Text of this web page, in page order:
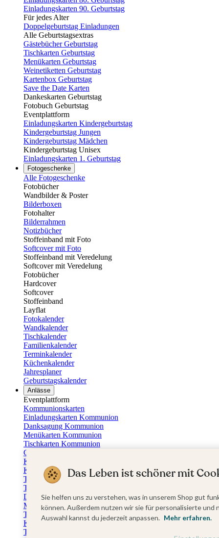
Einladungskarten 90. Geburtstag
Für jedes Alter
Doppelgeburtstag Einladungen
Alle Geburtstagsextras
Gästebücher Geburtstag
Tischkarten Geburtstag
Menükarten Geburtstag
Weinetiketten Geburtstag
Kartenbox Geburtstag
Save the Date Karten
Dankeskarten Geburtstag
Fotobuch Geburtstag
Eventplattform
Einladungskarten Kindergeburtstag
Kindergeburtstag Jungen
Kindergeburtstag Mädchen
Kindergeburtstag Unisex
Einladungskarten 1. Geburtstag
Fotogeschenke
Alle Fotogeschenke
Fotobücher
Wandbilder & Poster
Bilderboxen
Fotohalter
Bilderrahmen
Notizbücher
Stoffeinband mit Foto
Softcover mit Foto
Stoffeinband mit Veredelung
Softcover mit Veredelung
Fotobücher
Hardcover
Softcover
Stoffeinband
Layflat
Fotokalender
Wandkalender
Tischkalender
Familienkalender
Terminkalender
Küchenkalender
Jahresplaner
Geburtstagskalender
Anlässe
Eventplattform
Kommunionskarten
Einladungskarten Kommunion
Danksagung Kommunion
Menükarten Kommunion
Tischkarten Kommunion
Gästebuch Kommunion
Kerzen Kommunion
Kartenbox Kommunion
Taufkarten
Taufeinladungen
Dankeskarten Taufe
Menükarten Taufe
Tischkarten Taufe
Kirchenheft Taufe
Taufkerzen
Das Leben ist schöner mit
Sie helfen uns zu verstehen, was in unserem Shop gut
können. Außerdem nutzen wir sie für personalisierte
Auswahl kannst du jederzeit anpassen. Mehr erfahren.